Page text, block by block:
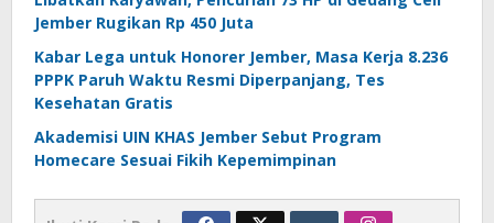
Jember Rugikan Rp 450 Juta
Kabar Lega untuk Honorer Jember, Masa Kerja 8.236
PPPK Paruh Waktu Resmi Diperpanjang, Tes
Kesehatan Gratis
Akademisi UIN KHAS Jember Sebut Program
Homecare Sesuai Fikih Kepemimpinan